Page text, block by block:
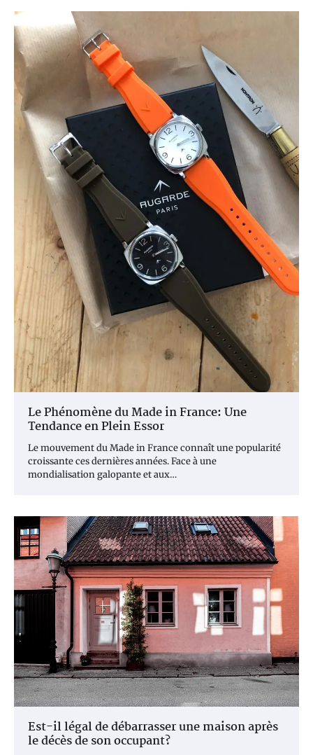
Le Phénomène du Made in France: Une
Tendance en Plein Essor
Le mouvement du Made in France connaît une popularité
croissante ces dernières années. Face à une
mondialisation galopante et aux…
Est-il légal de débarrasser une maison après
le décès de son occupant?